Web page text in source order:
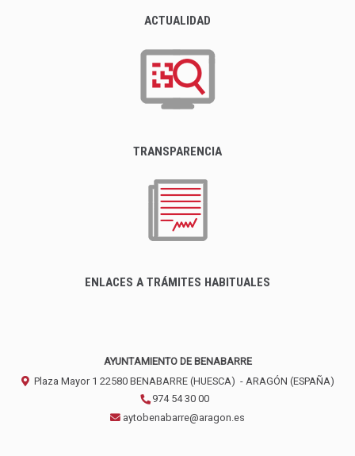
ACTUALIDAD
TRANSPARENCIA
ENLACES A TRÁMITES HABITUALES
AYUNTAMIENTO DE BENABARRE
Plaza Mayor 1 22580 BENABARRE (HUESCA) - ARAGÓN (ESPAÑA)
974 54 30 00
aytobenabarre@aragon.es